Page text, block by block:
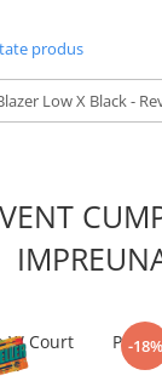
produs
Low X Black -
W Court
-18%